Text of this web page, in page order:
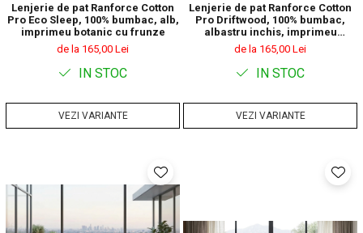
Lenjerie de pat Ranforce Cotton
Pro Eco Sleep, 100% bumbac, alb,
imprimeu botanic cu frunze
de la 165,00 Lei
IN STOC
VEZI VARIANTE
Lenjerie de pat Ranforce Cotton
Pro Driftwood, 100% bumbac,
albastru inchis, imprimeu
abstract multicolor
de la 165,00 Lei
IN STOC
VEZI VARIANTE